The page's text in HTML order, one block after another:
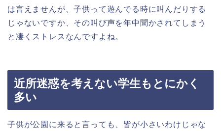
は言えませんが、子供って遊んでる時に叫んだりする
じゃないですか、その叫び声を年中聞かされてしまう
と凄くストレスなんですよね。
近所迷惑を考えない学生もとにかく
多い
子供が公園に来ると言っても、皆が小さいわけじゃな